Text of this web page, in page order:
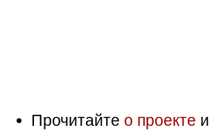
Прочитайте о проекте